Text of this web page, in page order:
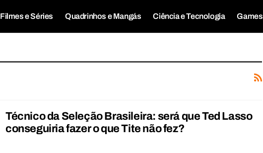
Filmes e Séries Quadrinhos e Mangás Ciência e Tecnologia Games
Técnico da Seleção Brasileira: será que Ted Lasso
conseguiria fazer o que Tite não fez?